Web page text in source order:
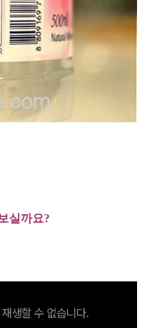
실까요?
생할 수 없습니다.